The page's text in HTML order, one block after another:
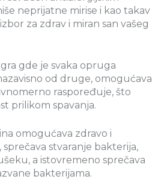
neprijatne mirise i kao takav
za zdrav i miran san vašeg
gde je svaka opruga
od druge, omogućava
raspoređuje, što
prilikom spavanja.
omogućava zdravo i
sprečava stvaranje bakterija,
a istovremeno sprečava
bakterijama.